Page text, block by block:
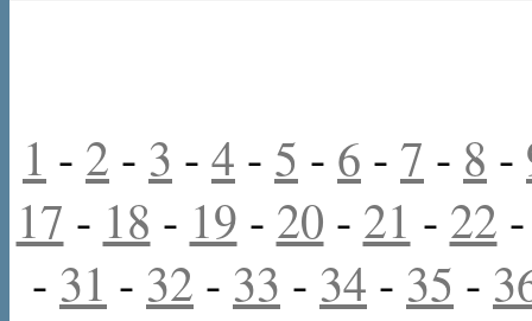
1 - 2 - 3 - 4 - 5 - 6 - 7 - 8 -
17 - 18 - 19 - 20 - 21 - 22
- 31 - 32 - 33 - 34 - 35 -